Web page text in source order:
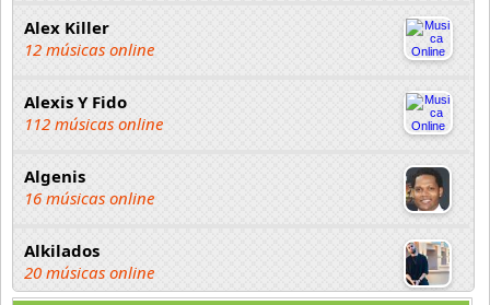
Alex Killer
12 músicas online
Alexis Y Fido
112 músicas online
Algenis
16 músicas online
Alkilados
20 músicas online